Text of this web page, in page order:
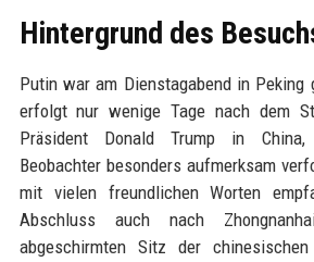
Hintergrund des
Putin war am Dienstagabend in Peking
erfolgt nur wenige Tage nach dem
Präsident Donald Trump in
Beobachter besonders aufmerksam
mit vielen freundlichen Worten
Abschluss auch nach
abgeschirmten Sitz der